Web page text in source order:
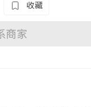
收藏
商家